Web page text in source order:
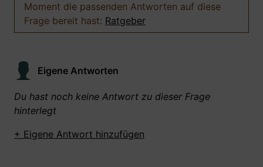
Moment die passenden Antworten auf diese
Frage bereit hast: Ratgeber
Eigene Antworten
Du hast noch keine Antwort zu dieser Frage
hinterlegt
+ Eigene Antwort hinzufügen